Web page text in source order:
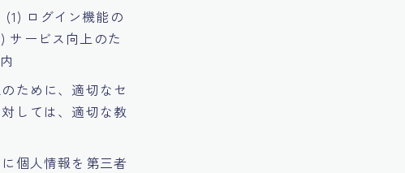
ログイン機能の
サービス向上のた
ために、適切なセ
しては、適切な教
個人情報を第三者